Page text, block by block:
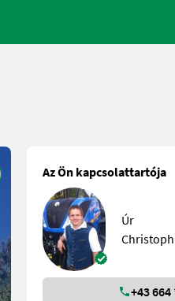
Az Ön kapcsolattartója
Úr
+43